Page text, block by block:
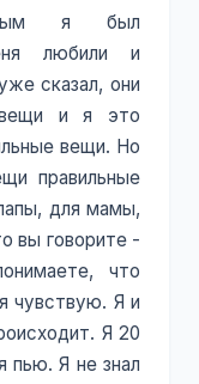
я был
любили и
сказал, они
вещи и я это
вещи. Но
правильные
для мамы,
вы говорите -
что
чувствую. Я и
Я 20
пью. Я не знал